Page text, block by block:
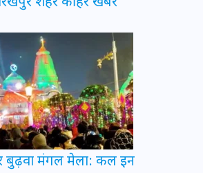
बुढ़वा मंगल मेला: कल इन